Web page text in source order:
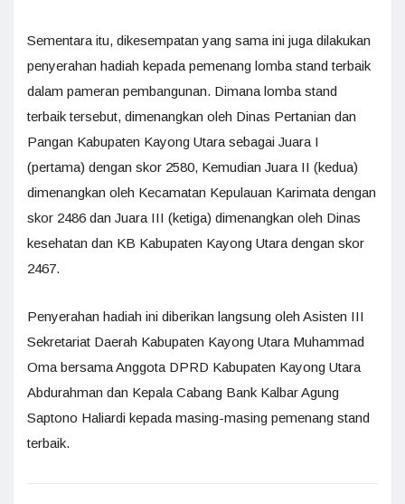
Sementara itu, dikesempatan yang sama ini juga dilakukan
penyerahan hadiah kepada pemenang lomba stand terbaik
dalam pameran pembangunan. Dimana lomba stand
terbaik tersebut, dimenangkan oleh Dinas Pertanian dan
Pangan Kabupaten Kayong Utara sebagai Juara I
(pertama) dengan skor 2580, Kemudian Juara II (kedua)
dimenangkan oleh Kecamatan Kepulauan Karimata dengan
skor 2486 dan Juara III (ketiga) dimenangkan oleh Dinas
kesehatan dan KB Kabupaten Kayong Utara dengan skor
2467.
Penyerahan hadiah ini diberikan langsung oleh Asisten III
Sekretariat Daerah Kabupaten Kayong Utara Muhammad
Oma bersama Anggota DPRD Kabupaten Kayong Utara
Abdurahman dan Kepala Cabang Bank Kalbar Agung
Saptono Haliardi kepada masing-masing pemenang stand
terbaik.